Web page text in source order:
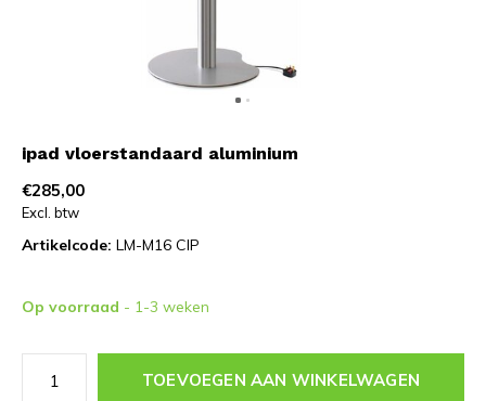
ipad vloerstandaard aluminium
€285,00
Excl. btw
Artikelcode: LM-M16 CIP
Op voorraad - 1-3 weken
TOEVOEGEN AAN WINKELWAGEN